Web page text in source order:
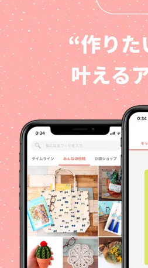
コーデ #フェミニンコーデ #置
き画 #高見えファッション #手
作りヘアアクセサリー #お洒
落さんにシェアしたい #お洒落
さんと繋がりたい #お菓子 #バ
レンタイン #プレゼント #プレ
ゼントにぴったり